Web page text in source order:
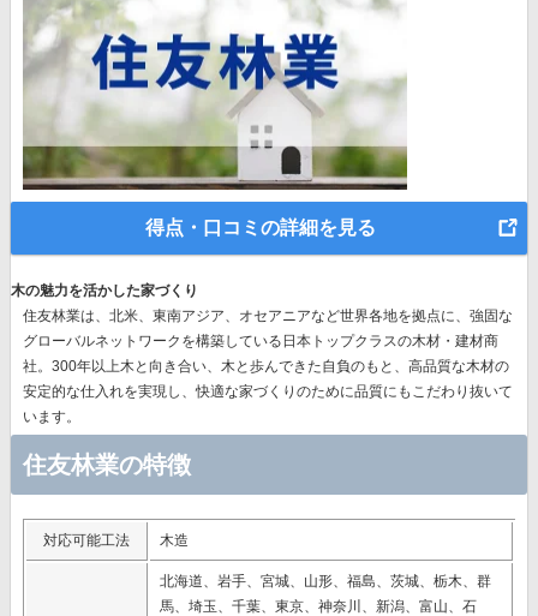
得点・口コミの詳細を見る
木の魅力を活かした家づくり
住友林業は、北米、東南アジア、オセアニアなど世界各地を拠点に、強固な
グローバルネットワークを構築している日本トップクラスの木材・建材商
社。300年以上木と向き合い、木と歩んできた自負のもと、高品質な木材の
安定的な仕入れを実現し、快適な家づくりのために品質にもこだわり抜いて
います。
住友林業の特徴
対応可能工法 木造
北海道、岩手、宮城、山形、福島、茨城、栃木、群
馬、埼玉、千葉、東京、神奈川、新潟、富山、石